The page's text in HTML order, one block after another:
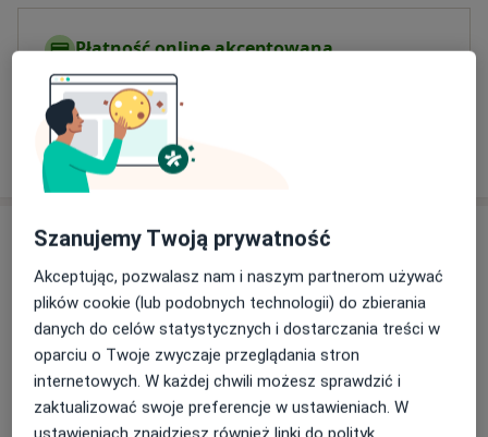
Płatność online akceptowana
Oszczędź swój czas przed wizytą.
Pokaż więcej
Usługi i ceny
Konsultacja kardiologiczna
450 zł Szczegóły Umów wizytę
Konsultacja kardiologiczna + EKG
450 zł Szczegóły Umów wizytę
Szanujemy Twoją prywatność
Akceptując, pozwalasz nam i naszym partnerom używać
plików cookie (lub podobnych technologii) do zbierania
danych do celów statystycznych i dostarczania treści w
oparciu o Twoje zwyczaje przeglądania stron
internetowych. W każdej chwili możesz sprawdzić i
zaktualizować swoje preferencje w ustawieniach. W